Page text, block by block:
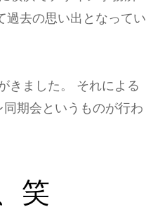
過去の思い出となってい
きました。 それによる
期会というものが行わ
笑